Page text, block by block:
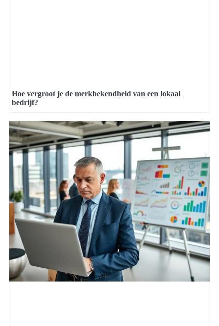
Hoe vergroot je de merkbekendheid van een lokaal
bedrijf?